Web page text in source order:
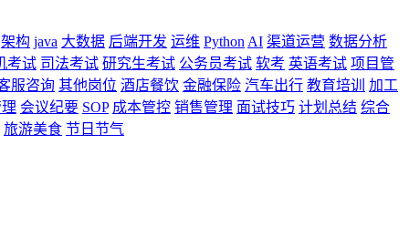
架构 java 大数据 后端开发 运维 Python AI 渠道运营 数据分析
考试 司法考试 研究生考试 公务员考试 软考 英语考试 项目管
服咨询 其他岗位 酒店餐饮 金融保险 汽车出行 教育培训
加工
会议纪要 SOP 成本管控 销售管理 面试技巧 计划总结 综合
旅游美食 节日节气